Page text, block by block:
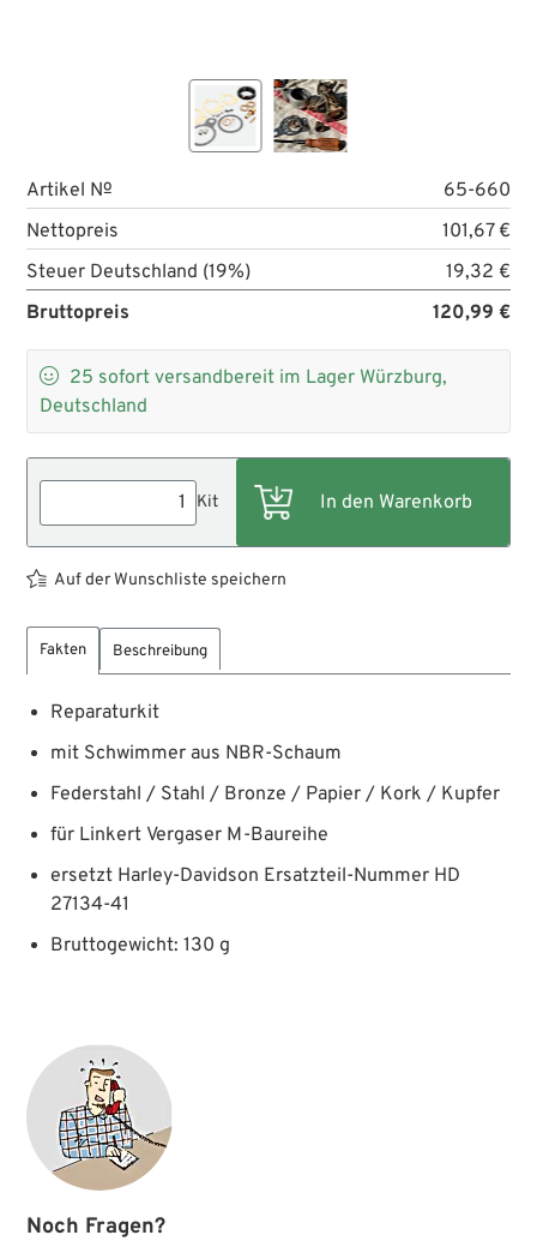
Artikel №
65-660
Nettopreis
101,67 €
Steuer Deutschland (19%)
19,32 €
Bruttopreis
120,99 €
 25 sofort versandbereit im Lager Würzburg,
Deutschland
Kit
Auf der Wunschliste speichern
Fakten Beschreibung
Reparaturkit
mit Schwimmer aus NBR-Schaum
Federstahl / Stahl / Bronze / Papier / Kork / Kupfer
für Linkert Vergaser M-Baureihe
ersetzt Harley-Davidson Ersatzteil-Nummer HD
27134-41
Bruttogewicht: 130 g
Noch Fragen?